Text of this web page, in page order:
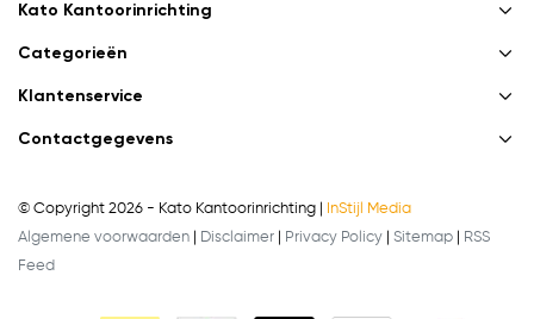
Kato Kantoorinrichting
Categorieën
Klantenservice
Contactgegevens
© Copyright 2026 - Kato Kantoorinrichting |
InStijl Media
Algemene voorwaarden
Disclaimer Privacy Policy Sitemap
RSS
Feed